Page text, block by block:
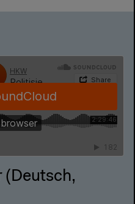
(Deutsch,